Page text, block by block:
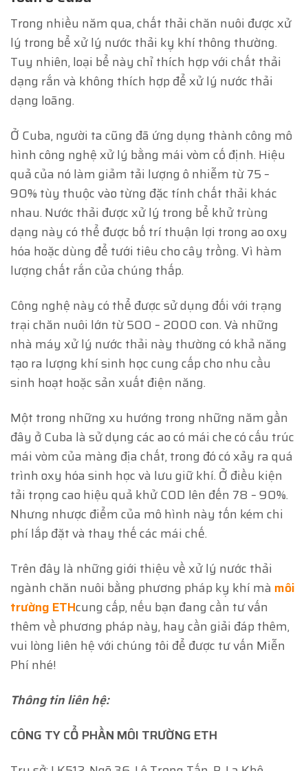
Trong nhiều năm qua, chất thải chăn nuôi được xử
lý trong bể xử lý nước thải kỵ khí thông thường.
Tuy nhiên, loại bể này chỉ thích hợp với chất thải
dạng rắn và không thích hợp để xử lý nước thải
dạng loãng.
Ở Cuba, người ta cũng đã ứng dụng thành công mô
hình công nghệ xử lý bằng mái vòm cố định. Hiệu
quả của nó làm giảm tải lượng ô nhiễm từ 75 –
90% tùy thuộc vào từng đặc tính chất thải khác
nhau. Nước thải được xử lý trong bể khử trùng
dạng này có thể được bố trí thuận lợi trong ao oxy
hóa hoặc dùng để tưới tiêu cho cây trồng. Vì hàm
lượng chất rắn của chúng thấp.
Công nghệ này có thể được sử dụng đối với trạng
trại chăn nuôi lớn từ 500 – 2000 con. Và những
nhà máy xử lý nước thải này thường có khả năng
tạo ra lượng khí sinh học cung cấp cho nhu cầu
sinh hoạt hoặc sản xuất điện năng.
Một trong những xu hướng trong những năm gần
đây ở Cuba là sử dụng các ao có mái che có cấu trúc
mái vòm của màng địa chất, trong đó có xảy ra quá
trình oxy hóa sinh học và lưu giữ khí. Ở điều kiện
tải trọng cao hiệu quả khử COD lên đến 78 – 90%.
Nhưng nhược điểm của mô hình này tốn kém chi
phí lắp đặt và thay thế các mái chế.
Trên đây là những giới thiệu về xử lý nước thải
ngành chăn nuôi bằng phương pháp kỵ khí mà môi
trường ETHcung cấp, nếu bạn đang cần tư vấn
thêm về phương pháp này, hay cần giải đáp thêm,
vui lòng liên hệ với chúng tôi để được tư vấn Miễn
Phí nhé!
Thông tin liên hệ:
CÔNG TY CỔ PHẦN MÔI TRƯỜNG ETH